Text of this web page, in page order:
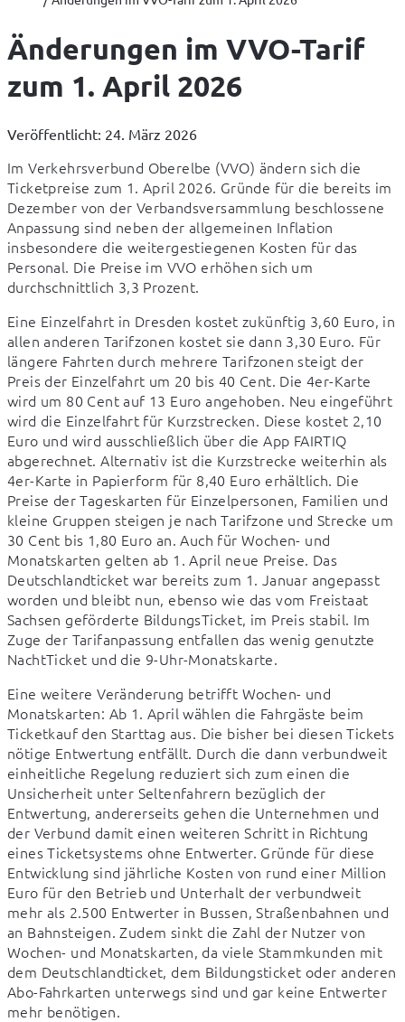
Änderungen im VVO-Tarif
zum 1. April 2026
Veröffentlicht: 24. März 2026
Im Verkehrsverbund Oberelbe (VVO) ändern sich die
Ticketpreise zum 1. April 2026. Gründe für die bereits im
Dezember von der Verbandsversammlung beschlossene
Anpassung sind neben der allgemeinen Inflation
insbesondere die weitergestiegenen Kosten für das
Personal. Die Preise im VVO erhöhen sich um
durchschnittlich 3,3 Prozent.
Eine Einzelfahrt in Dresden kostet zukünftig 3,60 Euro, in
allen anderen Tarifzonen kostet sie dann 3,30 Euro. Für
längere Fahrten durch mehrere Tarifzonen steigt der
Preis der Einzelfahrt um 20 bis 40 Cent. Die 4er-Karte
wird um 80 Cent auf 13 Euro angehoben. Neu eingeführt
wird die Einzelfahrt für Kurzstrecken. Diese kostet 2,10
Euro und wird ausschließlich über die App FAIRTIQ
abgerechnet. Alternativ ist die Kurzstrecke weiterhin als
4er-Karte in Papierform für 8,40 Euro erhältlich. Die
Preise der Tageskarten für Einzelpersonen, Familien und
kleine Gruppen steigen je nach Tarifzone und Strecke um
30 Cent bis 1,80 Euro an. Auch für Wochen- und
Monatskarten gelten ab 1. April neue Preise. Das
Deutschlandticket war bereits zum 1. Januar angepasst
worden und bleibt nun, ebenso wie das vom Freistaat
Sachsen geförderte BildungsTicket, im Preis stabil. Im
Zuge der Tarifanpassung entfallen das wenig genutzte
NachtTicket und die 9-Uhr-Monatskarte.
Eine weitere Veränderung betrifft Wochen- und
Monatskarten: Ab 1. April wählen die Fahrgäste beim
Ticketkauf den Starttag aus. Die bisher bei diesen Tickets
nötige Entwertung entfällt. Durch die dann verbundweit
einheitliche Regelung reduziert sich zum einen die
Unsicherheit unter Seltenfahrern bezüglich der
Entwertung, andererseits gehen die Unternehmen und
der Verbund damit einen weiteren Schritt in Richtung
eines Ticketsystems ohne Entwerter. Gründe für diese
Entwicklung sind jährliche Kosten von rund einer Million
Euro für den Betrieb und Unterhalt der verbundweit
mehr als 2.500 Entwerter in Bussen, Straßenbahnen und
an Bahnsteigen. Zudem sinkt die Zahl der Nutzer von
Wochen- und Monatskarten, da viele Stammkunden mit
dem Deutschlandticket, dem Bildungsticket oder anderen
Abo-Fahrkarten unterwegs sind und gar keine Entwerter
mehr benötigen.